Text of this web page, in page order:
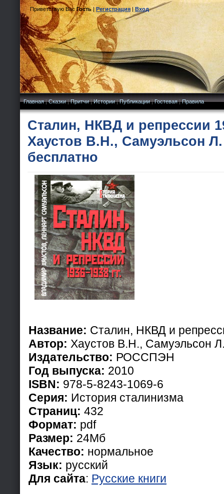
Приветствую Вас Гость|Регистрация|Вход
Главная|Сказки|Притчи|Истории|Публикации|Гостевая|Правила
Сталин, НКВД и репрессии
Хаустов В.Н., Самуэльсон Л.
бесплатно
Название: Сталин, НКВД и
Автор: Хаустов В.Н., Самуэльсон
Издательство: РОССПЭН
Год выпуска: 2010
ISBN: 978-5-8243-1069-6
Серия: История сталинизма
Страниц: 432
Формат: pdf
Размер: 24Мб
Качество: нормальное
Язык: русский
Для сайта: Русские книги